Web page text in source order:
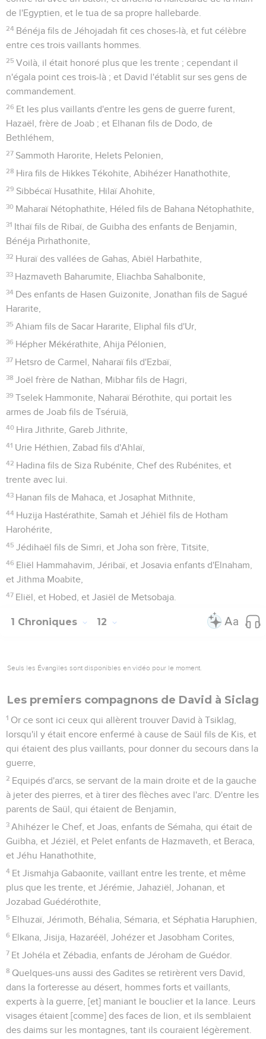
de l'Egyptien, et le tua de sa propre hallebarde.
24 Bénéja fils de Jéhojadah fit ces choses-là, et fut célèbre
entre ces trois vaillants hommes.
25 Voilà, il était honoré plus que les trente ; cependant il
n'égala point ces trois-là ; et David l'établit sur ses gens de
commandement.
26 Et les plus vaillants d'entre les gens de guerre furent,
Hazaël, frère de Joab ; et Elhanan fils de Dodo, de
Bethléhem,
27 Sammoth Harorite, Helets Pelonien,
28 Hira fils de Hikkes Tékohite, Abihézer Hanathothite,
29 Sibbécaï Husathite, Hilaï Ahohite,
30 Maharaï Nétophathite, Héled fils de Bahana Nétophathite,
31 Ithaï fils de Ribaï, de Guibha des enfants de Benjamin,
Bénéja Pirhathonite,
32 Huraï des vallées de Gahas, Abiël Harbathite,
33 Hazmaveth Baharumite, Eliachba Sahalbonite,
34 Des enfants de Hasen Guizonite, Jonathan fils de Sagué
Hararite,
35 Ahiam fils de Sacar Hararite, Eliphal fils d'Ur,
36 Hépher Mékérathite, Ahija Pélonien,
37 Hetsro de Carmel, Naharaï fils d'Ezbaï,
38 Joël frère de Nathan, Mibhar fils de Hagri,
39 Tselek Hammonite, Naharaï Bérothite, qui portait les
armes de Joab fils de Tséruiä,
40 Hira Jithrite, Gareb Jithrite,
41 Urie Héthien, Zabad fils d'Ahlaï,
42 Hadina fils de Siza Rubénite, Chef des Rubénites, et
trente avec lui.
43 Hanan fils de Mahaca, et Josaphat Mithnite,
44 Huzija Hastérathite, Samah et Jéhiël fils de Hotham
Harohérite,
45 Jédihaël fils de Simri, et Joha son frère, Titsite,
46 Eliël Hammahavim, Jéribaï, et Josavia enfants d'Elnaham,
et Jithma Moabite,
47 Eliël, et Hobed, et Jasiël de Metsobaja.
1 Chroniques 12
Seuls les Évangiles sont disponibles en vidéo pour le moment.
Les premiers compagnons de David à Siclag
1 Or ce sont ici ceux qui allèrent trouver David à Tsiklag,
lorsqu'il y était encore enfermé à cause de Saül fils de Kis, et
qui étaient des plus vaillants, pour donner du secours dans la
guerre,
2 Equipés d'arcs, se servant de la main droite et de la gauche
à jeter des pierres, et à tirer des flèches avec l'arc. D'entre les
parents de Saül, qui étaient de Benjamin,
3 Ahihézer le Chef, et Joas, enfants de Sémaha, qui était de
Guibha, et Jéziël, et Pelet enfants de Hazmaveth, et Beraca,
et Jéhu Hanathothite,
4 Et Jismahja Gabaonite, vaillant entre les trente, et même
plus que les trente, et Jérémie, Jahaziël, Johanan, et
Jozabad Guédérothite,
5 Elhuzaï, Jérimoth, Béhalia, Sémaria, et Séphatia Haruphien,
6 Elkana, Jisija, Hazaréël, Johézer et Jasobham Corites,
7 Et Johéla et Zébadia, enfants de Jéroham de Guédor.
8 Quelques-uns aussi des Gadites se retirèrent vers David,
dans la forteresse au désert, hommes forts et vaillants,
experts à la guerre, [et] maniant le bouclier et la lance. Leurs
visages étaient [comme] des faces de lion, et ils semblaient
des daims sur les montagnes, tant ils couraient légèrement.